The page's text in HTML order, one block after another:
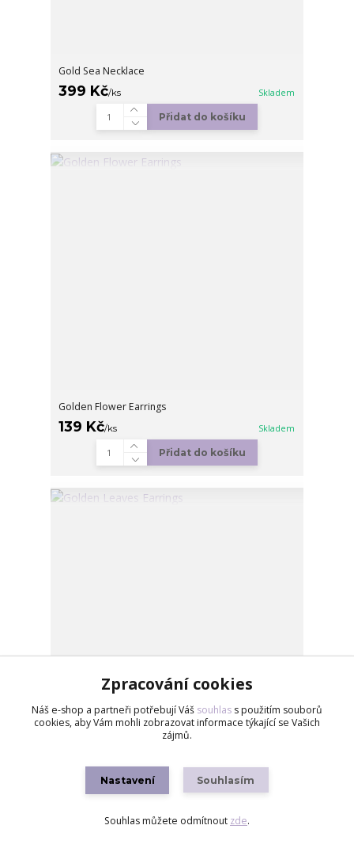
Gold Sea Necklace
399 Kč/ks Skladem
Přidat do košíku
Golden Flower Earrings
139 Kč/ks Skladem
Přidat do košíku
Golden Leaves Earrings
99 Kč/ks
Zpracování cookies
Náš e-shop a partneři potřebují Váš souhlas s použitím souborů
cookies, aby Vám mohli zobrazovat informace týkající se Vašich
zájmů.
Nastavení Souhlasím
Souhlas můžete odmítnout zde.